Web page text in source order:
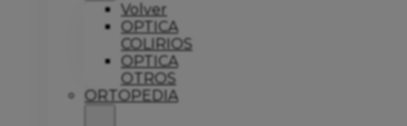
Volver
OPTICA
COLIRIOS
OPTICA
OTROS
ORTOPEDIA